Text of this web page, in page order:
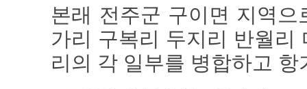
본래 전주군 구이면 지역
가리 구복리 두지리 반월리
리의 각 일부를 병합하고